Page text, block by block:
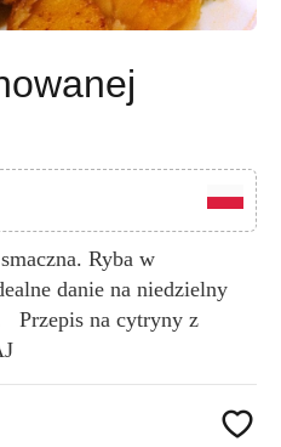
Ryba w
danie na niedzielny
Przepis na cytryny z